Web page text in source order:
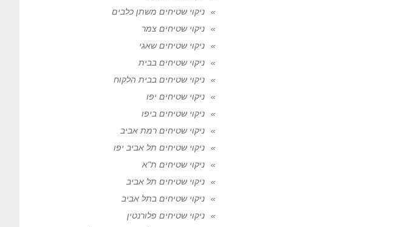
ניקוי שטיחים משתן כלבים
ניקוי שטיחים צמר
ניקוי שטיחים שאגי
ניקוי שטיחים בבית
ניקוי שטיחים בבית הלקוח
ניקוי שטיחים יפו
ניקוי שטיחים ביפו
ניקוי שטיחים רמת אביב
ניקוי שטיחים תל אביב יפו
ניקוי שטיחים ת"א
ניקוי שטיחים תל אביב
ניקוי שטיחים בתל אביב
ניקוי שטיחים פלורנטין